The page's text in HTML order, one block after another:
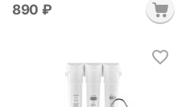
‍890‍ ₽